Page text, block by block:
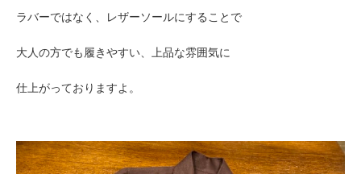
ラバーではなく、レザーソールにすることで
大人の方でも履きやすい、上品な雰囲気に
仕上がっておりますよ。